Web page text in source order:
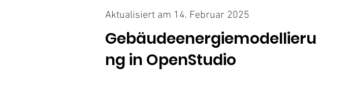
Aktualisiert am 14. Februar 2025
Gebäudeenergiemodellieru
ng in OpenStudio